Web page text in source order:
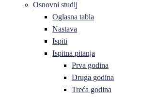
Osnovni studij
Oglasna tabla
Nastava
Ispiti
Ispitna pitanja
Prva godina
Druga godina
Treća godina